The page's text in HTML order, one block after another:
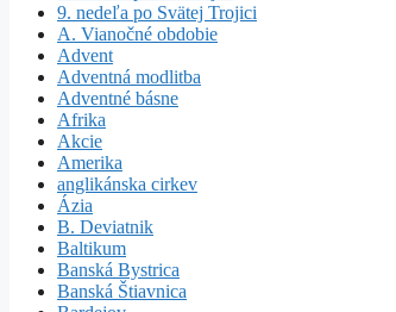
9. nedeľa po Svätej Trojici
A. Vianočné obdobie
Advent
Adventná modlitba
Adventné básne
Afrika
Akcie
Amerika
anglikánska cirkev
Ázia
B. Deviatnik
Baltikum
Banská Bystrica
Banská Štiavnica